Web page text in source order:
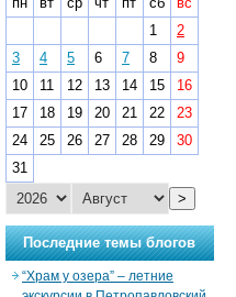
1
2
3
4 5 6 7 8
9
10
11 12 13 14 15
16
17
18 19 20 21 22
23
24
25 26 27 28 29
30
31
>
Последние темы блогов
“Храм у озера” – летние